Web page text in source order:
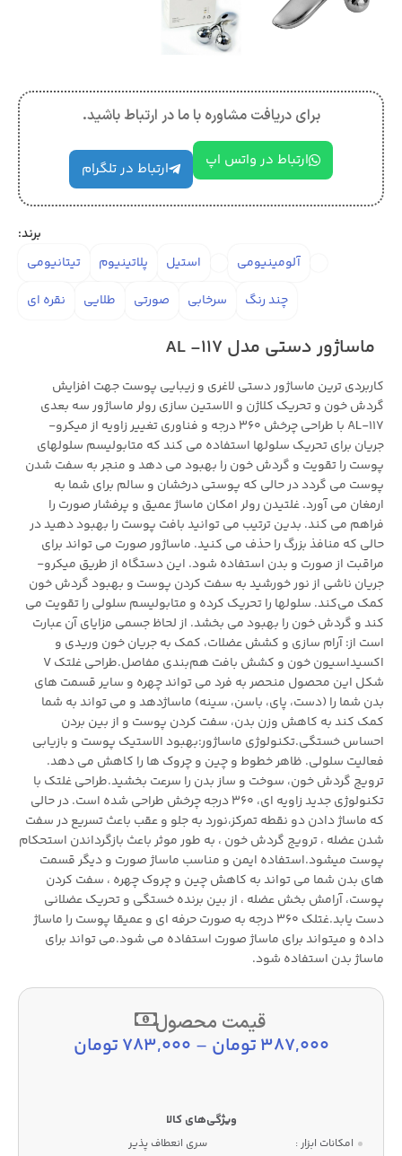
برای دریافت مشاوره با ما در ارتباط باشید.
ارتباط در واتس اپ ارتباط در تلگرام
برند:
آلومینیومی
استیل پلاتینیوم
تیتانیومی
چند رنگ
سرخابی صورتی طلایی نقره ای
ماساژور دستی مدل AL -117
کاربردی ترین ماساژور دستی لاغری و زیبایی پوست جهت افزایش
گردش خون و تحریک کلاژن و الاستین سازی رولر ماساژور سه بعدی
AL-117 با طراحی چرخش 360 درجه و فناوری تغییر زاویه از میکرو-
جریان برای تحریک سلولها استفاده می کند که متابولیسم سلولهای
پوست را تقویت و گردش خون را بهبود می دهد و منجر به سفت شدن
پوست می گردد در حالی که پوستی درخشان و سالم برای شما به
ارمغان می آورد. غلتیدن رولر امکان ماساژ عمیق و پرفشار صورت را
فراهم می کند. بدین ترتیب می توانید بافت پوست را بهبود دهید در
حالی که منافذ بزرگ را حذف می کنید. ماساژور صورت می تواند برای
مراقبت از صورت و بدن استفاده شود. این دستگاه از طریق میکرو-
جریان ناشی از نور خورشید به سفت کردن پوست و بهبود گردش خون
کمک می‌کند. سلولها را تحریک کرده و متابولیسم سلولی را تقویت می
کند و گردش خون را بهبود می بخشد. از لحاظ جسمی مزایای آن عبارت
است از: آرام سازی و کشش عضلات، کمک به جریان خون وریدی و
اکسیداسیون خون و کشش بافت هم‌بندی مفاصل.طراحی غلتک V
شکل این محصول منحصر به فرد می تواند چهره و سایر قسمت های
بدن شما را (دست، پای، باسن، سینه) ماساژدهد و می تواند به شما
کمک کند به کاهش وزن بدن، سفت کردن پوست و از بین بردن
احساس خستگی.تکنولوژی ماساژور:بهبود الاستیک پوست و بازیابی
فعالیت سلولی. ظاهر خطوط و چین و چروک ها را کاهش می دهد.
ترویج گردش خون، سوخت و ساز بدن را سرعت بخشید.طراحی غلتک با
تکنولوژی جدید زاویه ای، 360 درجه چرخش طراحی شده است. در حالی
که ماساژ دادن دو نقطه تمرکز،نورد به جلو و عقب باعث تسریع در سفت
شدن عضله ، ترویج گردش خون ، به طور موثر باعث بازگرداندن استحکام
پوست میشود.استفاده ایمن و مناسب ماساژ صورت و دیگر قسمت
های بدن شما می تواند به کاهش چین و چروک چهره ، سفت کردن
پوست، آرامش بخش عضله ، از بین برنده خستگی و تحریک عضلانی
دست یابد.غتلک 360 درجه به صورت حرفه ای و عمیقا پوست را ماساژ
داده و میتواند برای ماساژ صورت استفاده می شود.می تواند برای
ماساژ بدن استفاده شود.
قیمت محصول
387,000تومان –
783,000تومان
امکانات ابزار : سری انعطاف پذیر